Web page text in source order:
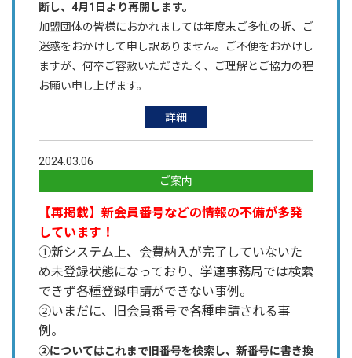
断し、4月1日より再開します。
加盟団体の皆様におかれましては年度末ご多忙の折、ご
迷惑をおかけして申し訳ありません。
ご不便をおかけし
ますが、何卒ご容赦いただきたく、ご理解とご協力の程
お願い申し上げます。
詳細
2024.03.06
ご案内
【再掲載】新会員番号などの情報の不備が多発
しています！
①新システム上、会費納入が完了していないた
め未登録状態になっており、学連事務局では検索
できず各種登録申請ができない事例。
②いまだに、旧会員番号で各種申請される事
例。
②についてはこれまで旧番号を検索し、新番号に書き換